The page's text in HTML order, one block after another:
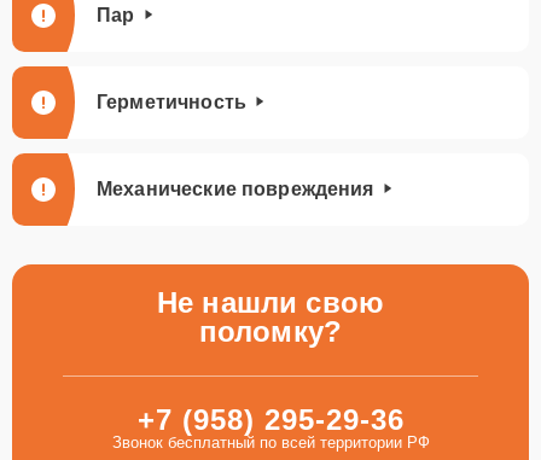
Пар
Герметичность
Механические повреждения
Не нашли свою
поломку?
+7 (958) 295-29-36
Звонок бесплатный по всей территории РФ